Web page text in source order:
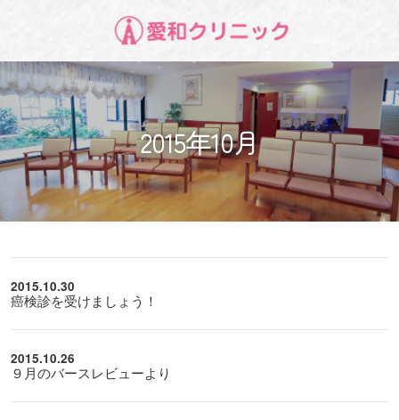
2015年10月
2015.10.30
癌検診を受けましょう！
2015.10.26
９月のバースレビューより